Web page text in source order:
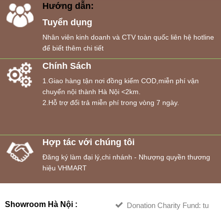
Hướng dẫn:
Tuyển dụng
Nhân viên kinh doanh và CTV toàn quốc liên hệ hotline
để biết thêm chi tiết
Chính Sách
1.Giao hàng tận nơi đồng kiểm COD,miễn phí vận
chuyển nội thành Hà Nội <2km.
2.Hỗ trợ đổi trả miễn phí trong vòng 7 ngày.
Hợp tác với chúng tôi
Đăng ký làm đại lý,chi nhánh - Nhượng quyền thương
hiệu VHMART
Showroom Hà Nội :
Donation Charity Fund: tu